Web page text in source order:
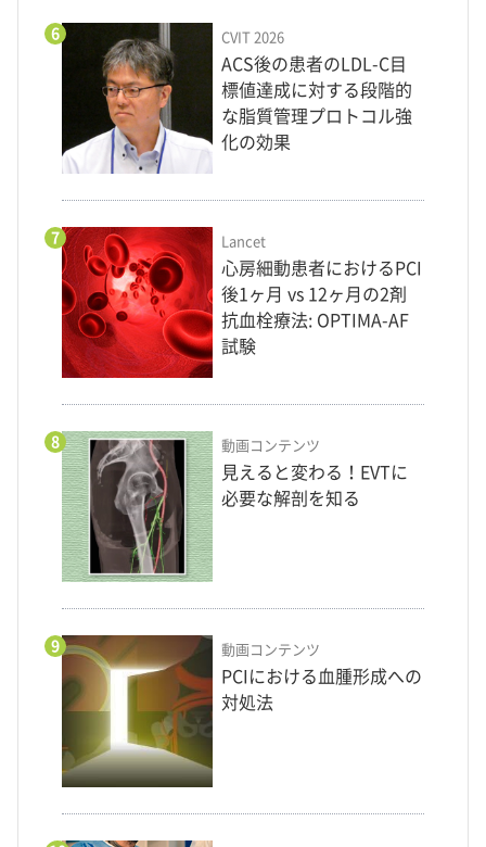
6 CVIT 2026
ACS後の患者のLDL-C目
標値達成に対する段階的
な脂質管理プロトコル強
化の効果
7 Lancet
心房細動患者におけるPCI
後1ヶ月 vs 12ヶ月の2剤
抗血栓療法: OPTIMA-AF
試験
8 動画コンテンツ
見えると変わる！EVTに
必要な解剖を知る
9 動画コンテンツ
PCIにおける血腫形成への
対処法